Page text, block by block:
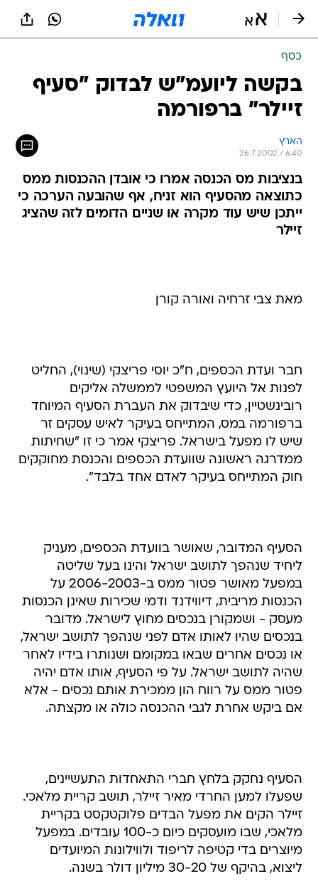
כסף
בקשה ליועמ"ש לבדוק "סעיף
זיילר" ברפורמה
הארץ
26.7.2002 / 6:40
בנציבות מס הכנסה אמרו כי אובדן ההכנסות ממס
כתוצאה מהסעיף הוא זניח, אף שהובעה הערכה כי
ייתכן שיש עוד מקרה או שניים הדומים לזה שהציג
זיילר
מאת צבי זרחיה ואורה קורן
חבר ועדת הכספים, ח"כ יוסי פריצקי (שינוי), החליט
לפנות אל היועץ המשפטי לממשלה אליקים
רובינשטיין, כדי שיבדוק את העברת הסעיף המיוחד
ברפורמה במס, המתייחס בעיקר לאיש עסקים זר
שיש לו מפעל בישראל. פריצקי אמר כי זו "שחיתות
ממדרגה ראשונה שוועדת הכספים והכנסת מחוקקים
חוק המתייחס בעיקר לאדם אחד בלבד".
הסעיף המדובר, שאושר בוועדת הכספים, מעניק
ליחיד שנהפך לתושב ישראל והינו בעל שליטה
במפעל מאושר פטור ממס ב-2006-2003 על
הכנסות מריבית, דיווידנד ודמי שכירות שאינן הכנסות
מעסק - ושמקורן בנכסים מחוץ לישראל. מדובר
בנכסים שהיו לאותו אדם לפני שנהפך לתושב ישראל,
או נכסים אחרים שבאו במקומם ושנותרו בידיו לאחר
שהיה לתושב ישראל. על פי הסעיף, אותו אדם יהיה
פטור ממס על רווח הון ממכירת אותם נכסים - אלא
אם ביקש אחרת לגבי ההכנסה כולה או מקצתה.
הסעיף נחקק בלחץ חברי התאחדות התעשיינים,
שפעלו למען החרדי מאיר זיילר, תושב קריית מלאכי.
זיילר הקים את מפעל הבדים פלוקטקסט בקריית
מלאכי, שבו מועסקים כיום כ-100 עובדים. במפעל
מיוצרים בדי קטיפה לריפוד ולווילונות המיועדים
ליצוא, בהיקף של 30-20 מיליון דולר בשנה.